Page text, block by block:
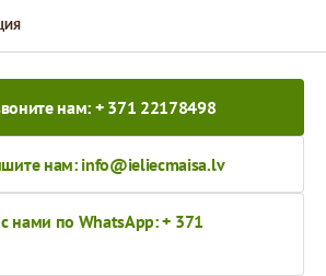
нам: + 371 22178498
нам: info@ieliecmaisa.lv
нами по WhatsApp: + 371